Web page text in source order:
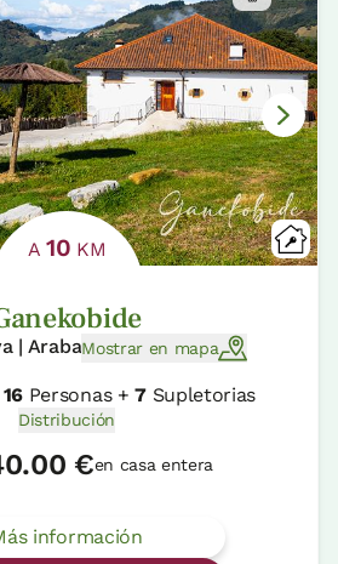
A 10 KM
| ArabaMostrar en mapa
16 Personas +7Supletorias
Distribución
€en casa entera
información